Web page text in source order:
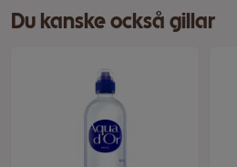
Du kanske också gillar